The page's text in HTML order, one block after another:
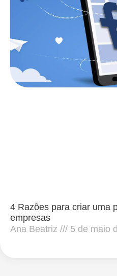
4 Razões para criar uma
empresas
Ana Beatriz
5 de maio